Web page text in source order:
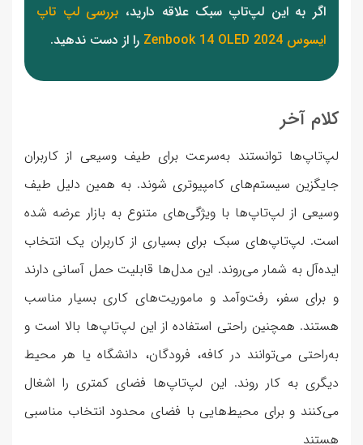
اگر به این لپ‌تاپ سبک علاقه دارید، بررسی لپ تاپ
ایسوس Zenbook 14 OLED 2024
را از دست ندهید.
کلام آخر
لپ‌تاپ‌ها توانستند به‌سرعت برای طیف وسیعی از کاربران
جایگزین سیستم‌های کامپیوتری شوند. به همین دلیل طیف
وسیعی از لپ‌تاپ‌ها با ویژگی‌های متنوع به بازار عرضه شده
است. لپ‌تاپ‌های سبک برای بسیاری از کاربران یک انتخاب
ایده‌آل به شمار می‌روند. این مدل‌ها قابلیت حمل آسانی دارند
و برای سفر، رفت‌وآمد و ماموریت‌های کاری بسیار مناسب
هستند. همچنین راحتی استفاده از این لپ‌تاپ‌ها بالا است و
به‌راحتی می‌توانند در کافه، فرودگان، دانشگاه یا هر محیط
دیگری به کار روند. این لپ‌تاپ‌ها فضای کمتری را اشغال
می‌کنند و برای محیط‌هایی با فضای محدود انتخاب مناسبی
هستند